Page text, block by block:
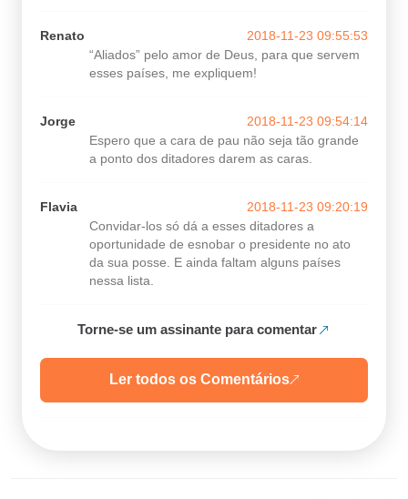
Renato
2018-11-23 09:55:53
“Aliados” pelo amor de Deus, para que servem
esses países, me expliquem!
Jorge
2018-11-23 09:54:14
Espero que a cara de pau não seja tão grande
a ponto dos ditadores darem as caras.
Flavia
2018-11-23 09:20:19
Convidar-los só dá a esses ditadores a
oportunidade de esnobar o presidente no ato
da sua posse. E ainda faltam alguns países
nessa lista.
Torne-se um assinante para comentar
Ler todos os Comentários